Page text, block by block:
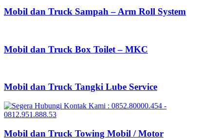
Mobil dan Truck Sampah – Arm Roll System
Mobil dan Truck Box Toilet – MKC
Mobil dan Truck Tangki Lube Service
Mobil dan Truck Towing Mobil / Motor